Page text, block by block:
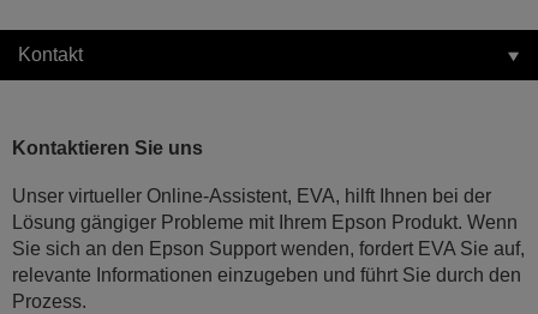
Kontakt
Kontaktieren Sie uns
Unser virtueller Online-Assistent, EVA, hilft Ihnen bei der
Lösung gängiger Probleme mit Ihrem Epson Produkt. Wenn
Sie sich an den Epson Support wenden, fordert EVA Sie auf,
relevante Informationen einzugeben und führt Sie durch den
Prozess.